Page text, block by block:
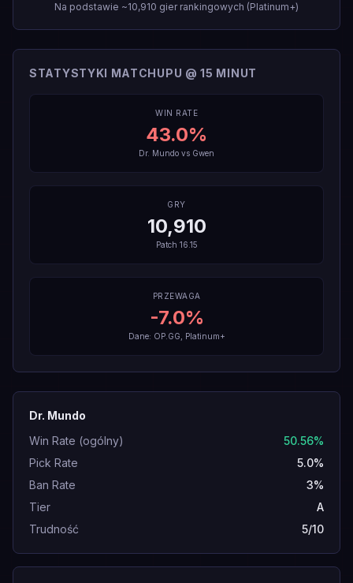
Na podstawie ~10,910 gier rankingowych (Platinum+)
STATYSTYKI MATCHUPU @ 15 MINUT
WIN RATE
43.0%
Dr. Mundo vs Gwen
GRY
10,910
Patch 16.15
PRZEWAGA
-7.0%
Dane: OP.GG, Platinum+
Dr. Mundo
Win Rate (ogólny)
50.56%
Pick Rate
5.0%
Ban Rate
3%
Tier
A
Trudność
5/10